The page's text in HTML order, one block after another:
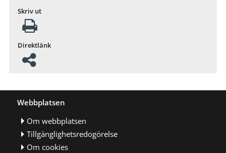
Skriv ut
Direktlänk
Webbplatsen
Om webbplatsen
Tillgänglighetsredogörelse
Om cookies